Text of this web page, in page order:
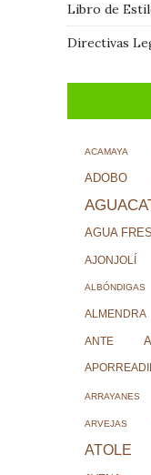
Libro de
Directivas
ACAMAYA
ADOBO
AGUA
AJONJOLÍ
ALBÓNDIGAS
ALMENDRA
ANTE
ARRAYANES
ARVEJAS
ATOLE